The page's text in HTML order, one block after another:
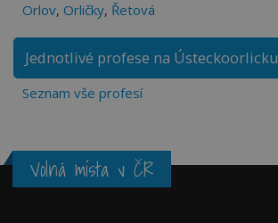
Orlov, Orličky, Řetová
Jednotlivé profese na Ústeckoorlicku
Seznam vše profesí
Volná místa v ČR